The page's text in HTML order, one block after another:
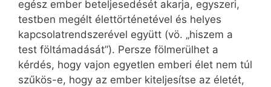
egész ember beteljesedését akarja, egyszeri,
testben megélt élettörténetével és helyes
kapcsolatrendszerével együtt (vö. „hiszem a
test föltámadását”). Persze fölmerülhet a
kérdés, hogy vajon egyetlen emberi élet nem túl
szűkös-e, hogy az ember kiteljesítse az életét,